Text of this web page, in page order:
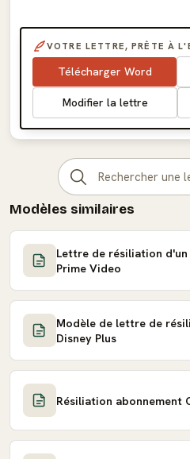
VOTRE LETTRE, PRÊTE À
Télécharger Word
Modifier la lettre
Modèles similaires
Lettre de résiliation
Prime Video
Modèle de lettre de
Disney Plus
Résiliation abonnement